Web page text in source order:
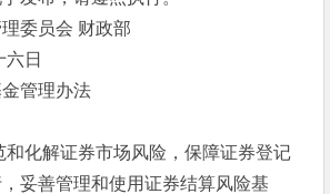
委员会 财政部
日
管理办法
化解证券市场风险，保障证券登记
妥善管理和使用证券结算风险基